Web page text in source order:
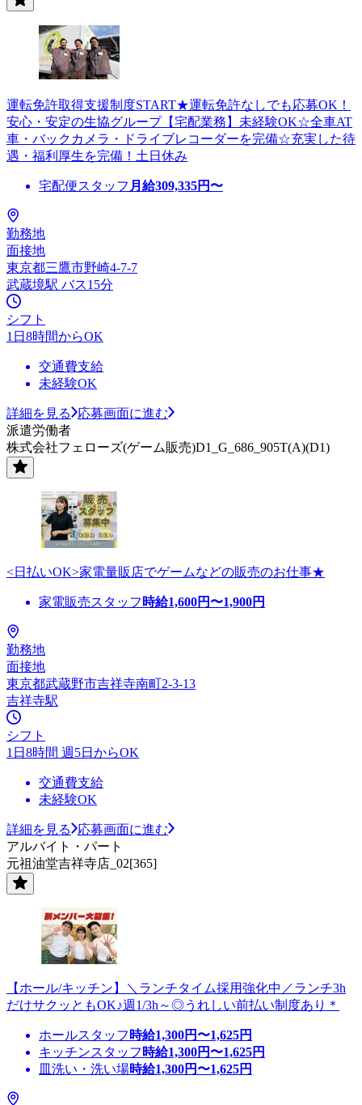
運転免許取得支援制度START★運転免許なしでも応募OK！
安心・安定の生協グループ【宅配業務】未経験OK☆全車AT
車・バックカメラ・ドライブレコーダーを完備☆充実した待
遇・福利厚生を完備！土日休み
宅配便スタッフ 月給309,335円〜
勤務地
面接地
東京都三鷹市野崎4-7-7
武蔵境駅 バス15分
シフト
1日8時間からOK
交通費支給
未経験OK
詳細を見る
応募画面に進む
派遣労働者
株式会社フェローズ(ゲーム販売)D1_G_686_905T(A)(D1)
<日払いOK>家電量販店でゲームなどの販売のお仕事★
家電販売スタッフ 時給1,600円〜1,900円
勤務地
面接地
東京都武蔵野市吉祥寺南町2-3-13
吉祥寺駅
シフト
1日8時間 週5日からOK
交通費支給
未経験OK
詳細を見る
応募画面に進む
アルバイト・パート
元祖油堂吉祥寺店_02[365]
【ホール/キッチン】＼ランチタイム採用強化中／ランチ3h
だけサクッともOK♪週1/3h～◎うれしい前払い制度あり＊
ホールスタッフ 時給1,300円〜1,625円
キッチンスタッフ 時給1,300円〜1,625円
皿洗い・洗い場時給1,300円〜1,625円